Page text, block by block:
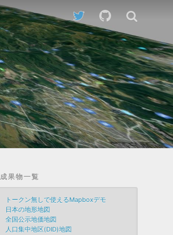
成果物一覧
トークン無しで使えるMapboxデモ
日本の地形地図
全国公示地価地図
人口集中地区(DID)地図